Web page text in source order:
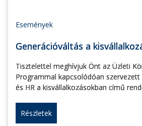
Események
Generációváltás a
Tisztelettel meghívjuk Önt az Üzleti
Programmal kapcsolódóan szervezett
és HR a kisvállalkozásokban című
Részletek